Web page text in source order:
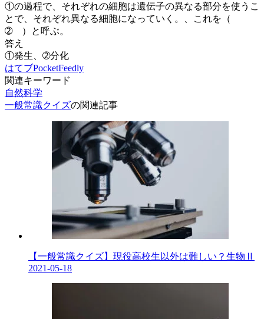
①の過程で、それぞれの細胞は遺伝子の異なる部分を使うこ
とで、それぞれ異なる細胞になっていく。、これを（
➁ ）と呼ぶ。
答え
①発生、➁分化
はてブPocketFeedly
関連キーワード
自然科学
一般常識クイズの関連記事
【一般常識クイズ】現役高校生以外は難しい？生物Ⅱ
2021-05-18